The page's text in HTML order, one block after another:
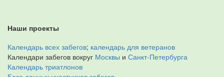
Наши проекты
Календарь всех забегов; календарь для ветеранов
Календари забегов вокруг Москвы и Санкт-Петербурга
Календарь триатлонов